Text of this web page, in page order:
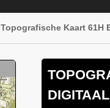
Topografische Kaart 61H
DIGITAAL